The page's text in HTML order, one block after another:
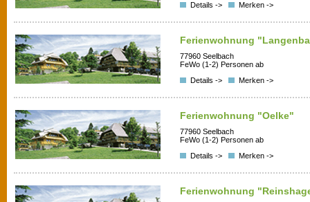
Details ->
Merken ->
Ferienwohnung
77960 Seelbach
FeWo (1-2) Personen ab
Details ->
Merken ->
Ferienwohnung "Oelke"
77960 Seelbach
FeWo (1-2) Personen ab
Details ->
Merken ->
Ferienwohnung